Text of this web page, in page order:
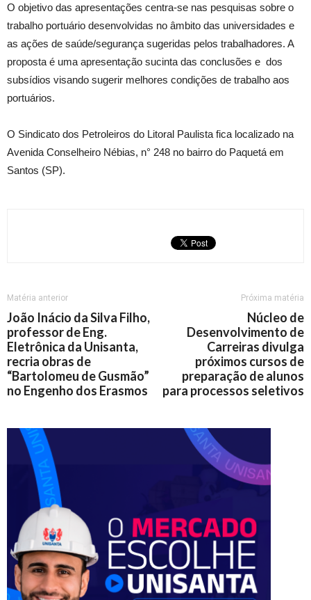
O objetivo das apresentações centra-se nas pesquisas sobre o
trabalho portuário desenvolvidas no âmbito das universidades e
as ações de saúde/segurança sugeridas pelos trabalhadores. A
proposta é uma apresentação sucinta das conclusões e dos
subsídios visando sugerir melhores condições de trabalho aos
portuários.
O Sindicato dos Petroleiros do Litoral Paulista fica localizado na
Avenida Conselheiro Nébias, n° 248 no bairro do Paquetá em
Santos (SP).
Matéria anterior
João Inácio da Silva Filho,
professor de Eng.
Eletrônica da Unisanta,
recria obras de
“Bartolomeu de Gusmão”
no Engenho dos Erasmos
Próxima matéria
Núcleo de
Desenvolvimento de
Carreiras divulga
próximos cursos de
preparação de alunos
para processos seletivos